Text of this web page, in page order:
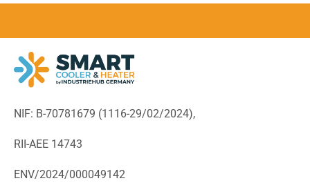
NIF: B-70781679 (1116-29/02/2024),
RII-AEE 14743
ENV/2024/000049142